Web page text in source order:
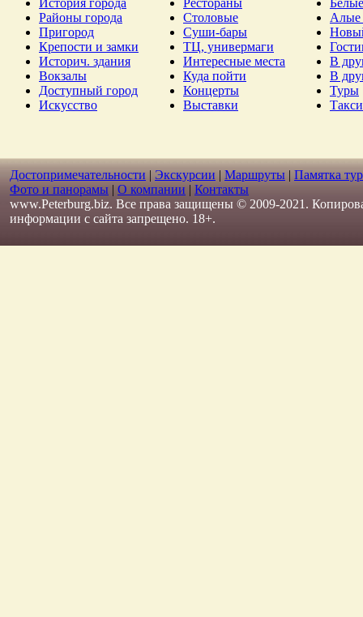
История города
Районы города
Пригород
Крепости и замки
Историч. здания
Вокзалы
Доступный город
Искусство
Рестораны
Столовые
Суши-бары
ТЦ, универмаги
Интересные места
Куда пойти
Концерты
Выставки
Алые
В
В
Туры
Такси
Достопримечательности | Экскурсии | Маршруты | Памятка
Фото и панорамы | О компании | Контакты
www.Peterburg.biz. Все права защищены © 2009-2021.
информации с сайта запрещено. 18+.